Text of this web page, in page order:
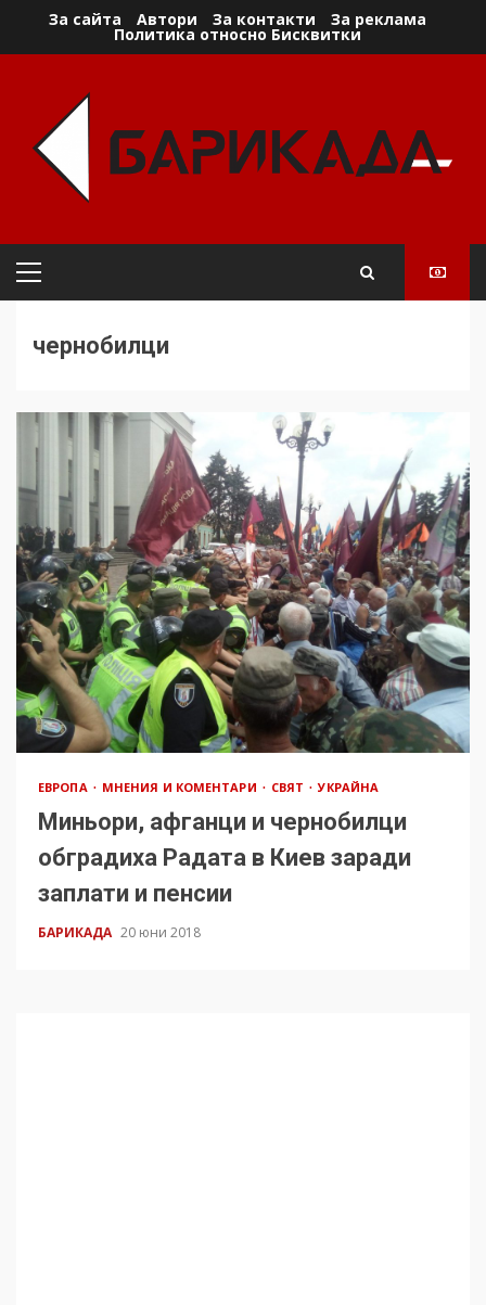
За сайта Автори За контакти За реклама
Политика относно Бисквитки
Primary
чернобилци
ЕВРОПА МНЕНИЯ И КОМЕНТАРИ СВЯТ УКРАЙНА
Миньори, афганци и чернобилци
обградиха Радата в Киев заради
заплати и пенсии
БАРИКАДА 20 юни 2018